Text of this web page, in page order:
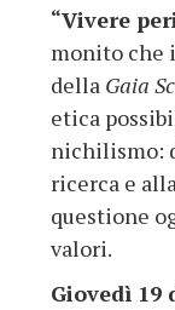
“Vivere
monito che
della Gaia
etica
nichilismo:
ricerca e
questione
valori.
Giovedì 19